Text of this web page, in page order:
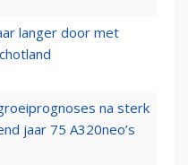
langer door met
na sterk
jaar 75 A320neo’s